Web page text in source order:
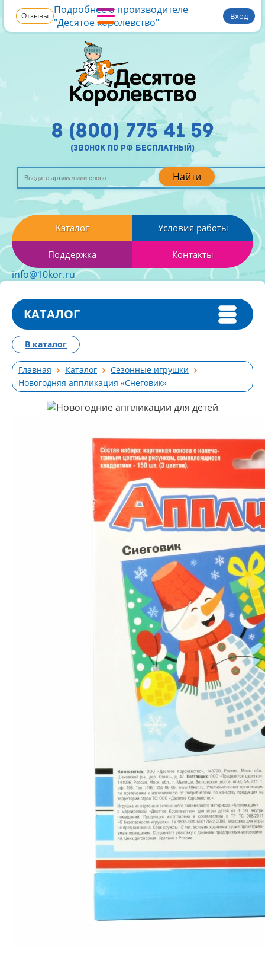
Отзывы Подробнее о производителе
"Десятое королевство"
Вход
Найти
8 (800) 775 41 59
(звонок по рф бесплатный)
Каталог Условия работы
Поддержка Контакты
info@10kor.ru
КАТАЛОГ
Главная Каталог
Сезонные игрушки
Новогодняя аппликация «Снеговик»
В каталог